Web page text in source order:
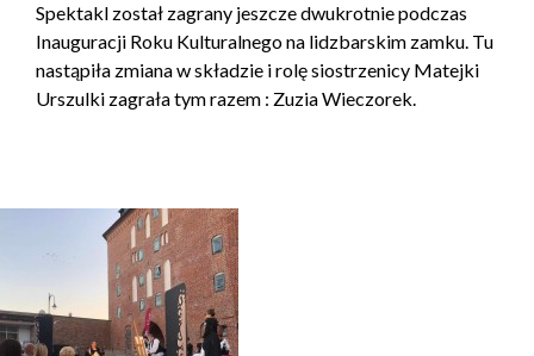
Spektakl został zagrany jeszcze dwukrotnie podczas
Inauguracji Roku Kulturalnego na lidzbarskim zamku. Tu
nastąpiła zmiana w składzie i rolę siostrzenicy Matejki
Urszulki zagrała tym razem : Zuzia Wieczorek.